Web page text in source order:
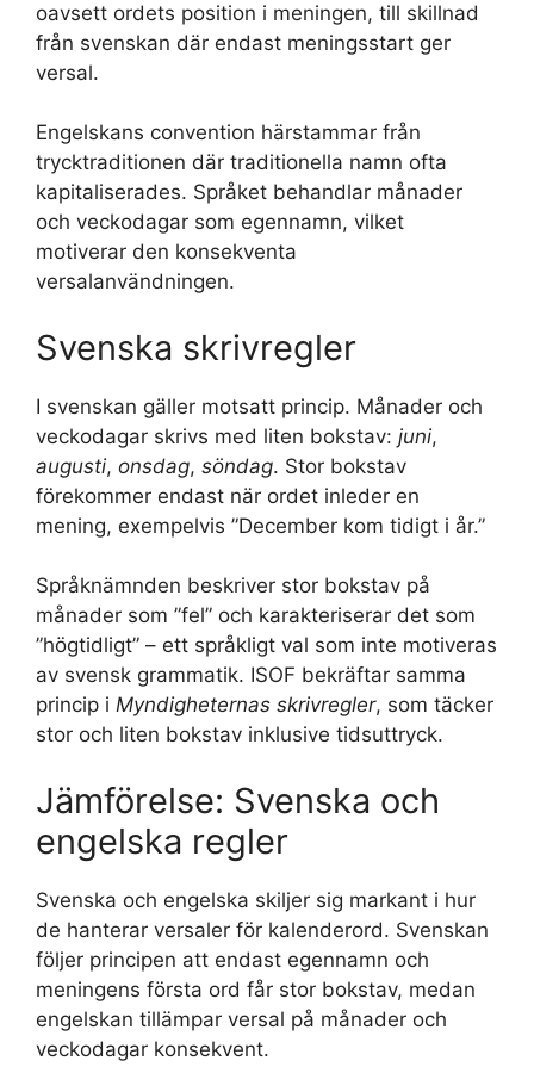
oavsett ordets position i meningen, till skillnad
från svenskan där endast meningsstart ger
versal.
Engelskans convention härstammar från
trycktraditionen där traditionella namn ofta
kapitaliserades. Språket behandlar månader
och veckodagar som egennamn, vilket
motiverar den konsekventa
versalanvändningen.
Svenska skrivregler
I svenskan gäller motsatt princip. Månader och
veckodagar skrivs med liten bokstav: juni,
augusti, onsdag, söndag. Stor bokstav
förekommer endast när ordet inleder en
mening, exempelvis ”December kom tidigt i år.”
Språknämnden beskriver stor bokstav på
månader som ”fel” och karakteriserar det som
”högtidligt” – ett språkligt val som inte motiveras
av svensk grammatik. ISOF bekräftar samma
princip i Myndigheternas skrivregler, som täcker
stor och liten bokstav inklusive tidsuttryck.
Jämförelse: Svenska och
engelska regler
Svenska och engelska skiljer sig markant i hur
de hanterar versaler för kalenderord. Svenskan
följer principen att endast egennamn och
meningens första ord får stor bokstav, medan
engelskan tillämpar versal på månader och
veckodagar konsekvent.